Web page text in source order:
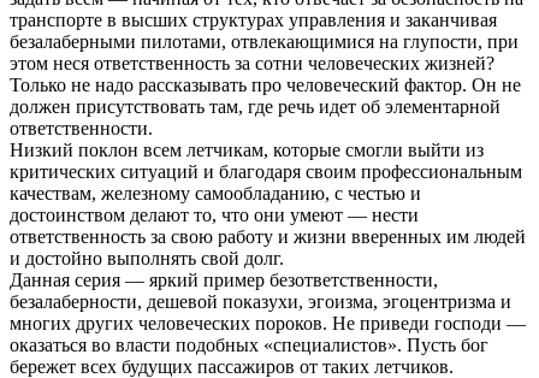
транспорте в высших структурах управления и заканчивая
безалаберными пилотами, отвлекающимися на глупости, при
этом неся ответственность за сотни человеческих жизней?
Только не надо рассказывать про человеческий фактор. Он не
должен присутствовать там, где речь идет об элементарной
ответственности.
Низкий поклон всем летчикам, которые смогли выйти из
критических ситуаций и благодаря своим профессиональным
качествам, железному самообладанию, с честью и
достоинством делают то, что они умеют — нести
ответственность за свою работу и жизни вверенных им людей
и достойно выполнять свой долг.
Данная серия — яркий пример безответственности,
безалаберности, дешевой показухи, эгоизма, эгоцентризма и
многих других человеческих пороков. Не приведи господи —
оказаться во власти подобных «специалистов». Пусть бог
бережет всех будущих пассажиров от таких летчиков.